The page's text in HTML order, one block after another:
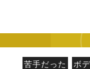
苦手だった ボ